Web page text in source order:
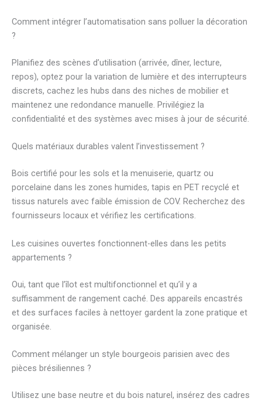
Comment intégrer l’automatisation sans polluer la décoration
?
Planifiez des scènes d’utilisation (arrivée, dîner, lecture,
repos), optez pour la variation de lumière et des interrupteurs
discrets, cachez les hubs dans des niches de mobilier et
maintenez une redondance manuelle. Privilégiez la
confidentialité et des systèmes avec mises à jour de sécurité.
Quels matériaux durables valent l’investissement ?
Bois certifié pour les sols et la menuiserie, quartz ou
porcelaine dans les zones humides, tapis en PET recyclé et
tissus naturels avec faible émission de COV. Recherchez des
fournisseurs locaux et vérifiez les certifications.
Les cuisines ouvertes fonctionnent-elles dans les petits
appartements ?
Oui, tant que l’îlot est multifonctionnel et qu’il y a
suffisamment de rangement caché. Des appareils encastrés
et des surfaces faciles à nettoyer gardent la zone pratique et
organisée.
Comment mélanger un style bourgeois parisien avec des
pièces brésiliennes ?
Utilisez une base neutre et du bois naturel, insérez des cadres